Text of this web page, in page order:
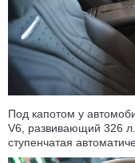
Под капотом у
V6, развивающий 326
ступенчатая